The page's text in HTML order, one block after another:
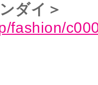
ダイ＞
fashion/